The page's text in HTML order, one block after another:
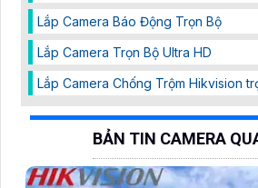
Lắp Camera Báo Động Trọn Bộ
Lắp Camera Trọn Bộ Ultra HD
Lắp Camera Chống Trộm Hikvision
BẢN TIN CAMERA